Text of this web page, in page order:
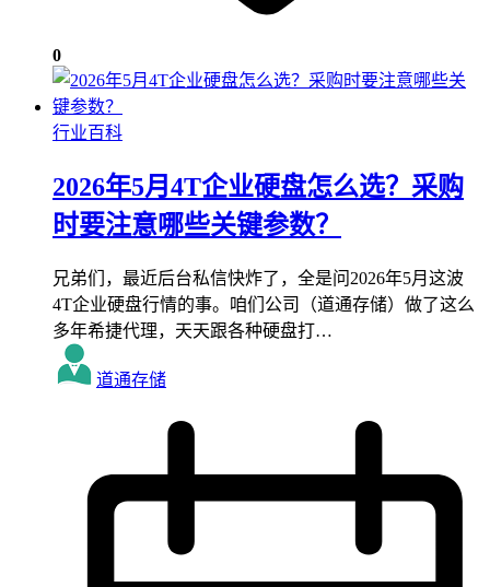
0
行业百科
2026年5月4T企业硬盘怎么选？采购
时要注意哪些关键参数？
兄弟们，最近后台私信快炸了，全是问2026年5月这波
4T企业硬盘行情的事。咱们公司（道通存储）做了这么
多年希捷代理，天天跟各种硬盘打…
道通存储